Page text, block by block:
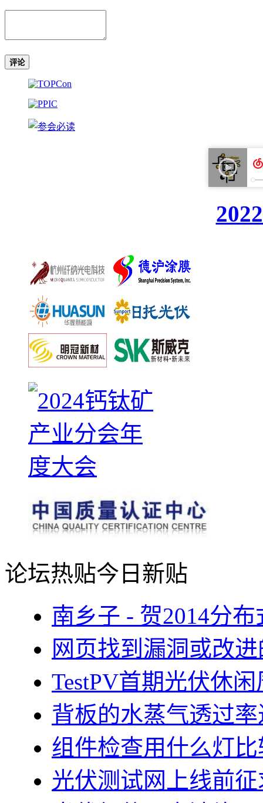
评论
论坛热贴今日新贴
南乡子 - 贺2014分
网页找到漏洞或改
TestPV首期光伏休
背板的水蒸气透过
组件检查用什么灯
光伏测试网上线前